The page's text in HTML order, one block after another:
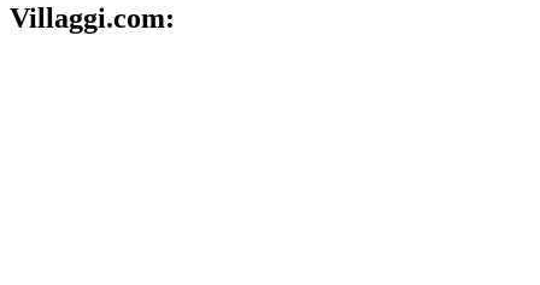
Villaggi.com: